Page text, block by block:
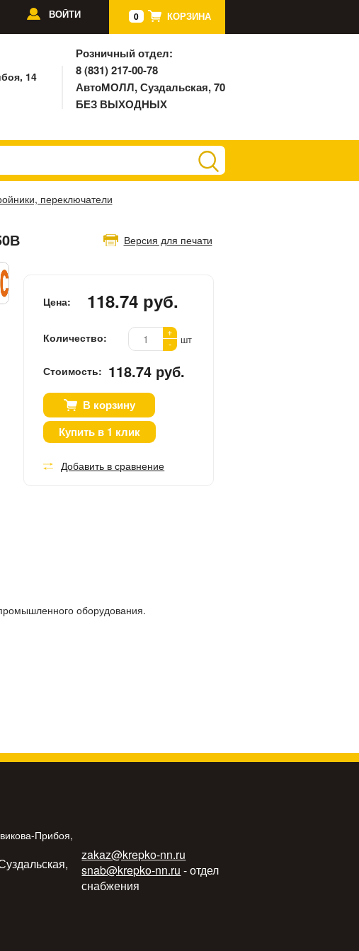
0 КОРЗИНА
ВОЙТИ
14
Розничный отдел:
8 (831) 217-00-78
АвтоМОЛЛ, Суздальская, 70
БЕЗ ВЫХОДНЫХ
переключатели
Версия для печати
Цена: 118.74 руб.
Количество:
+
-
шт
Стоимость: 118.74 руб.
В корзину
Купить в 1 клик
Добавить в сравнение
оборудования.
Прибоя,
zakaz@krepko-nn.ru
snab@krepko-nn.ru - отдел
снабжения